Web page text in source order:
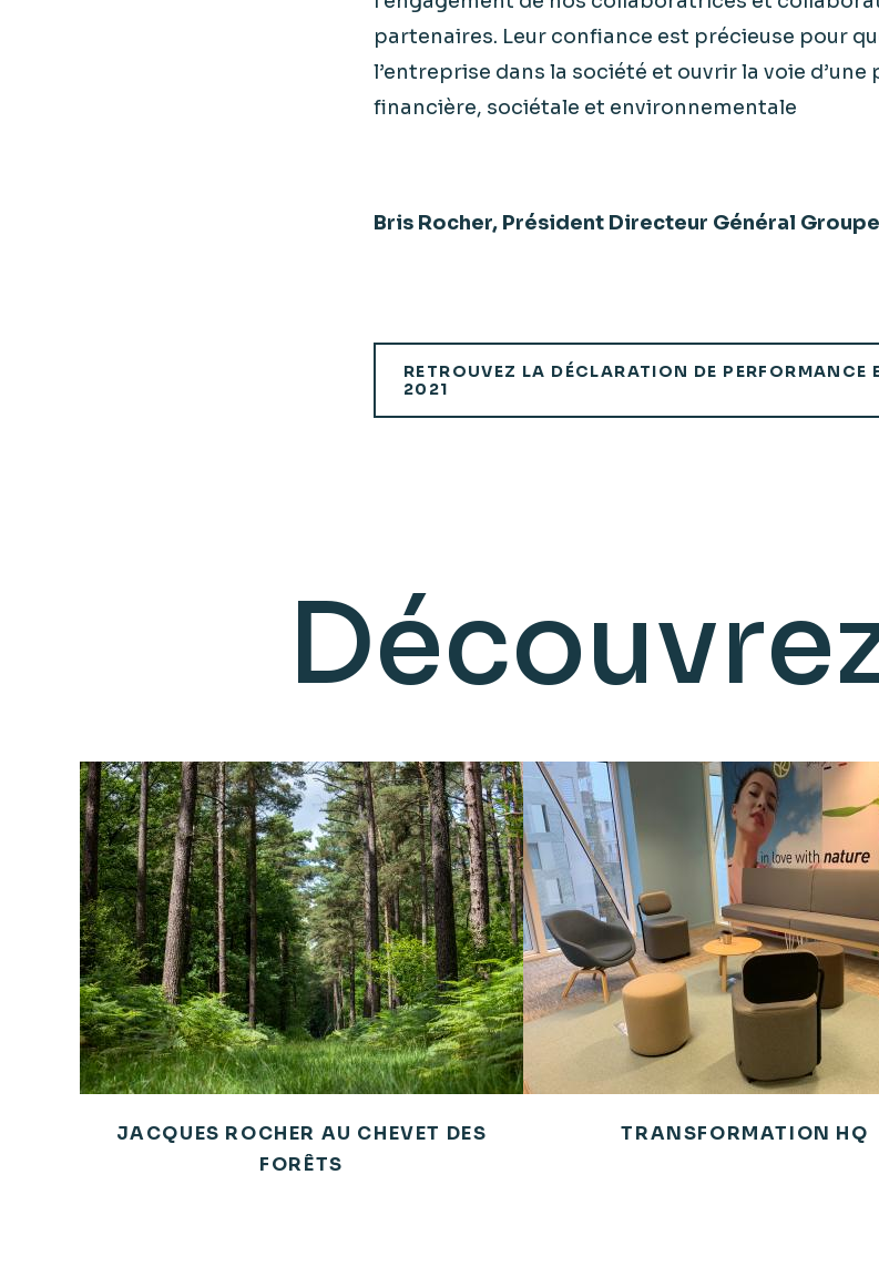
partenaires. Leur confiance est précieuse pour
l’entreprise dans la société et ouvrir la voie
financière, sociétale et environnementale​
Bris Rocher, Président Directeur Général
RETROUVEZ LA DÉCLARATION DE PERFORMANCE
2021
JACQUES ROCHER AU CHEVET DES
FORÊTS
TRANSFORMATION HQ